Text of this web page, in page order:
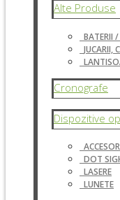
Alte Produse
BATERII
JUCARII,
Cronografe
Dispozitive
DOT
LASERE
LUNETE